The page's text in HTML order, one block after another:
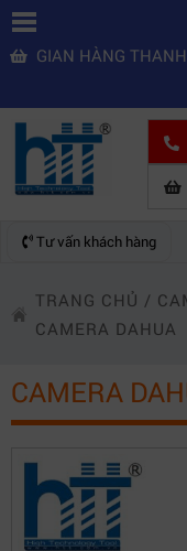
GIAN HÀNG
Tư vấn khách hàng
TRANG CHỦ /
CAMERA DAHUA
CAMERA